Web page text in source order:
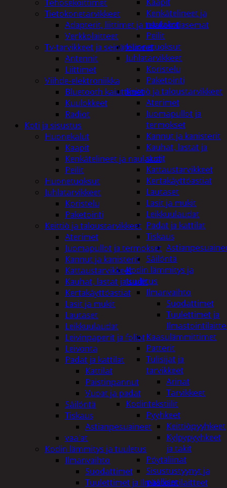
Kenkätelineet ja
naulakot
Peilit
Huonetuoksut
Juhlatarvikkeet
Koristelu
Paketointi
Keittiö ja taloustarvikkeet
Aterimet
Juomapullot ja
termokset
Kannut ja kanisterit
Kauhat, lastat ja
sudit
Kattaustarvikkeet
Kertakäyttöastiat
Lautaset
Lasit ja mukit
Leikkuulaudat
Padat ja kattilat
Tiskaus
Säilöntä
Kodin lämmitys ja
tuuletus
Ilmanvaihto
Suodattimet
Tuulettimet ja
Kaasulämmittimet
Patterit
Tulisijat ja
tarvikkeet
Arinat
Tarvikkeet
Kodintekstiilit
Pyyhkeet
Keittiöpyyhkeet
Kylpypyyhkeet
ja takit
Pöytäliinat
Sisustustyynyt ja
päälliset
Tehosekoittimet
Tietokonetarvikkeet
Adapterit, liittimet ja telakointiasemat
Verkkolaitteet
Tv-tarvikkeet ja seinätelineet
Antennit
Liittimet
Viihde-elektroniikka
Bluetooth kaiuttimet
Kuulokkeet
Radiot
Koti ja sisustus
Huonekalut
Kaapit
Kenkätelineet ja naulakot
Peilit
Huonetuoksut
Juhlatarvikkeet
Koristelu
Paketointi
Keittiö ja taloustarvikkeet
Aterimet
Juomapullot ja termokset
Kannut ja kanisterit
Kattaustarvikkeet
Kauhat, lastat ja sudit
Kertakäyttöastiat
Lasit ja mukit
Lautaset
Leikkuulaudat
Leivinpaperit ja foliot
Leivonta
Padat ja kattilat
Kattilat
Paistinpannut
Vuoat ja padat
Säilöntä
Tiskaus
Astianpesuaineet
vaa'at
Kodin lämmitys ja tuuletus
Ilmanvaihto
Suodattimet
Tuulettimet ja Ilmastointilaitteet